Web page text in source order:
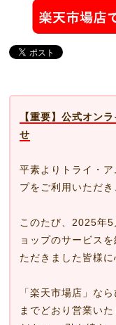
【重要】公式オン
せ
平素よりトライ・
プをご利用いただき
このたび、2025年
ョップのサービス
ただきました皆様に
「楽天市場店」な
までどおり営業い